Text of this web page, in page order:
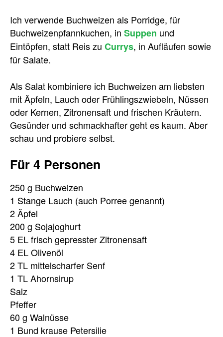
Ich verwende Buchweizen als Porridge, für
Buchweizenpfannkuchen, in Suppen und
Eintöpfen, statt Reis zu Currys, in Aufläufen sowie
für Salate.
Als Salat kombiniere ich Buchweizen am liebsten
mit Äpfeln, Lauch oder Frühlingszwiebeln, Nüssen
oder Kernen, Zitronensaft und frischen Kräutern.
Gesünder und schmackhafter geht es kaum. Aber
schau und probiere selbst.
Für 4 Personen
250 g Buchweizen
1 Stange Lauch (auch Porree genannt)
2 Äpfel
200 g Sojajoghurt
5 EL frisch gepresster Zitronensaft
4 EL Olivenöl
2 TL mittelscharfer Senf
1 TL Ahornsirup
Salz
Pfeffer
60 g Walnüsse
1 Bund krause Petersilie